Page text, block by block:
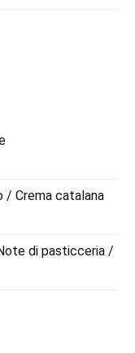
/ Crema catalana
di pasticceria /